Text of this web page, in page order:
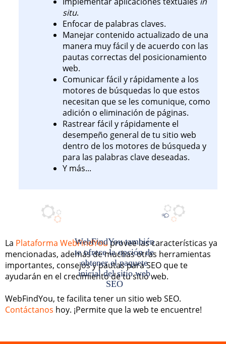
situ.
Enfocar de palabras claves.
Manejar contenido actualizado de una
manera muy fácil y de acuerdo con las
pautas correctas del posicionamiento
web.
Comunicar fácil y rápidamente a los
motores de búsquedas lo que estos
necesitan que se les comunique, como
adición o eliminación de páginas.
Rastrear fácil y rápidamente el
desempeño general de tu sitio web
dentro de los motores de búsqueda y
para las palabras clave deseadas.
Y más...
WebFindYou también
te ofrece la opción de
obtener el paquete
inicial del sitio web
SEO
La Plataforma WebFindYouprovee las características ya
mencionadas, además de muchas otras herramientas
importantes, consejos y pautas para SEO que te
ayudarán en el crecimiento de tu sitio web.
WebFindYou, te facilita tener un sitio web SEO.
Contáctanos hoy. ¡Permite que la web te encuentre!